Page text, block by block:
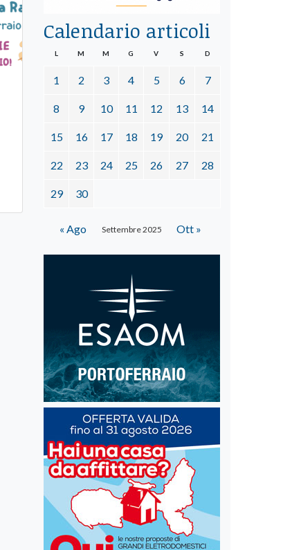
Calendario articoli
Settembre 2025
L M M G V S D
1 2 3 4 5 6 7
8 9 10 11 12 13 14
15 16 17 18 19 20 21
22 23 24 25 26 27 28
29 30
« Ago Ott »